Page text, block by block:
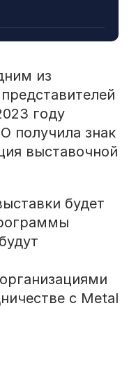
из
году
получила знак
выставочной
будет
с Metal